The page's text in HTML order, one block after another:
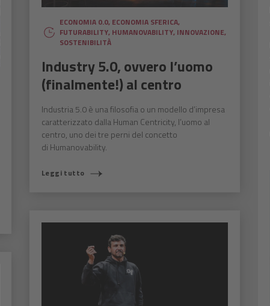
ECONOMIA 0.0, ECONOMIA SFERICA,
FUTURABILITY, HUMANOVABILITY, INNOVAZIONE,
SOSTENIBILITÀ
Industry 5.0, ovvero l’uomo
(finalmente!) al centro
Industria 5.0 è una filosofia o un modello d’impresa
caratterizzato dalla Human Centricity, l’uomo al
centro, uno dei tre perni del concetto
di Humanovability.
Leggi tutto